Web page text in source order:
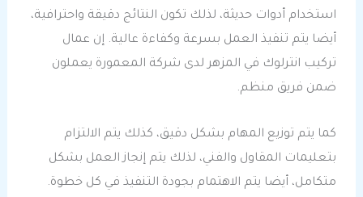
استخدام أدوات حديثة، لذلك تكون النتائج دقيقة واحترافية،
أيضا يتم تنفيذ العمل بسرعة وكفاءة عالية. إن عمال
تركيب انترلوك في المزهر لدى شركة المعمورة يعملون
ضمن فريق منظم.
كما يتم توزيع المهام بشكل دقيق، كذلك يتم الالتزام
بتعليمات المقاول والفني، لذلك يتم إنجاز العمل بشكل
متكامل، أيضا يتم الاهتمام بجودة التنفيذ في كل خطوة.